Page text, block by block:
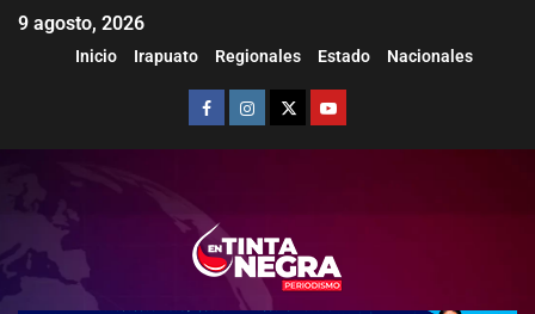
9 agosto, 2026
Inicio Irapuato Regionales Estado Nacionales